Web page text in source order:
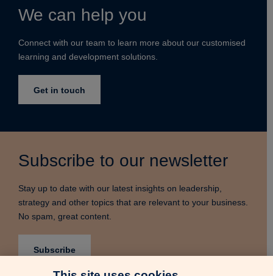
We can help you
Connect with our team to learn more about our customised
learning and development solutions.
Get in touch
Subscribe to our newsletter
Stay up to date with our latest insights on leadership,
strategy and other topics that are relevant to your business.
No spam, great content.
Subscribe